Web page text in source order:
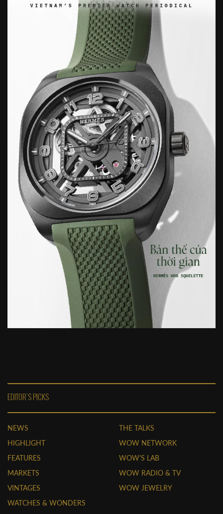
EDITOR'S PICKS
NEWS
HIGHLIGHT
FEATURES
MARKETS
VINTAGES
WATCHES & WONDERS
THE TALKS
WOW NETWORK
WOW'S LAB
WOW RADIO & TV
WOW JEWELRY